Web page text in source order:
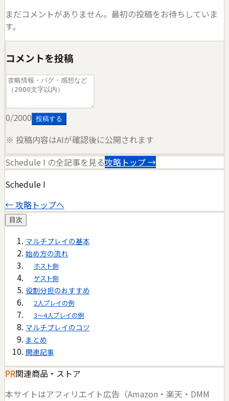
まだコメントがありません。最初の投稿をお待ちしていま
す。
コメントを投稿
0/2000 投稿する
※ 投稿内容はAIが確認後に公開されます
Schedule I の全記事を見る攻略トップ →
Schedule I
← 攻略トップへ
目次
マルチプレイの基本
始め方の流れ
ホスト側
ゲスト側
役割分担のおすすめ
2人プレイの例
3〜4人プレイの例
マルチプレイのコツ
まとめ
関連記事
PR関連商品・ストア
本サイトはアフィリエイト広告（Amazon・楽天・DMM